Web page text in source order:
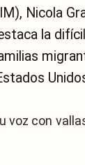
Nicola
la